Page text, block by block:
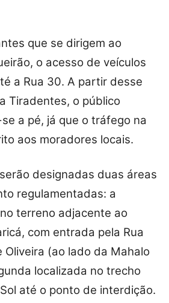
que se dirigem ao
o acesso de veículos
a Rua 30. A partir desse
Tiradentes, o público
a pé, já que o tráfego na
aos moradores locais.
designadas duas áreas
regulamentadas: a
terreno adjacente ao
com entrada pela Rua
Oliveira (ao lado da Mahalo
localizada no trecho
até o ponto de interdição.